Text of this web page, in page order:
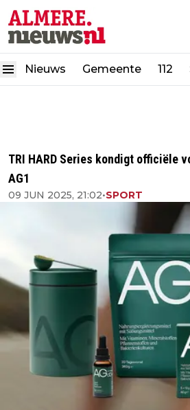
Nieuws Gemeente 112
TRI HARD Series kondigt officiële
AG1
09 JUN 2025, 21:02•SPORT